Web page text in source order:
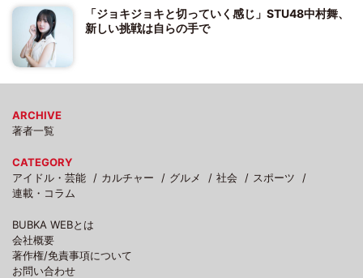
「ジョキジョキと切っていく感じ」STU48中村舞、
新しい挑戦は自らの手で
ARCHIVE
著者一覧
CATEGORY
アイドル・芸能
カルチャー グルメ 社会
スポーツ
連載・コラム
BUBKA WEBとは
会社概要
著作権/免責事項について
お問い合わせ